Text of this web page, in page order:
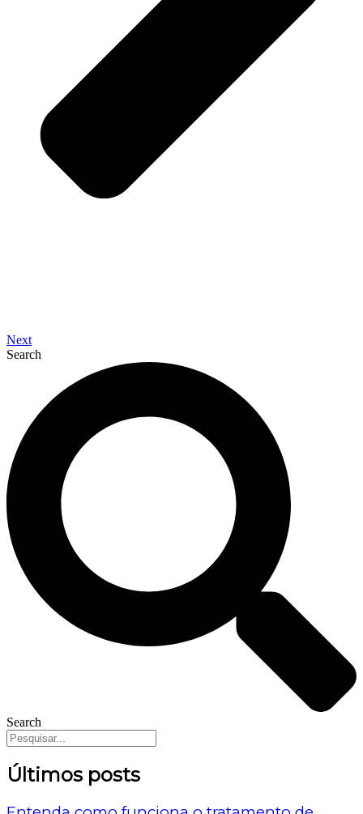
Next
Search
Search
Últimos posts